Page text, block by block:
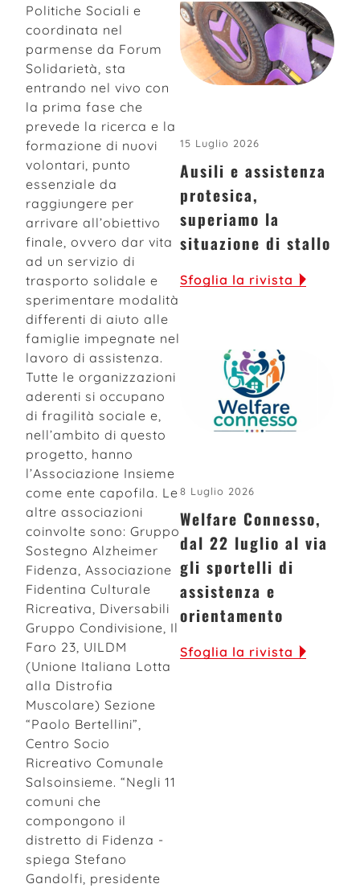
Politiche Sociali e
coordinata nel
parmense da Forum
Solidarietà, sta
entrando nel vivo con
la prima fase che
prevede la ricerca e la
formazione di nuovi
volontari, punto
essenziale da
raggiungere per
arrivare all’obiettivo
finale, ovvero dar vita
ad un servizio di
trasporto solidale e
sperimentare modalità
differenti di aiuto alle
famiglie impegnate nel
lavoro di assistenza.
Tutte le organizzazioni
aderenti si occupano
di fragilità sociale e,
nell’ambito di questo
progetto, hanno
l’Associazione Insieme
come ente capofila. Le
altre associazioni
coinvolte sono: Gruppo
Sostegno Alzheimer
Fidenza, Associazione
Fidentina Culturale
Ricreativa, Diversabili
Gruppo Condivisione, Il
Faro 23, UILDM
(Unione Italiana Lotta
alla Distrofia
Muscolare) Sezione
“Paolo Bertellini”,
Centro Socio
Ricreativo Comunale
Salsoinsieme. “Negli 11
comuni che
compongono il
distretto di Fidenza -
spiega Stefano
Gandolfi, presidente
15 Luglio 2026
Ausili e assistenza
protesica,
superiamo la
situazione di stallo
Sfoglia la rivista
8 Luglio 2026
Welfare Connesso,
dal 22 luglio al via
gli sportelli di
assistenza e
orientamento
Sfoglia la rivista